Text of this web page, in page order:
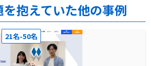
を抱えていた他の事例
21名-50名